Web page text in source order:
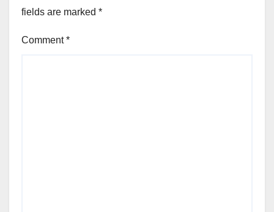
fields are marked *
Comment*